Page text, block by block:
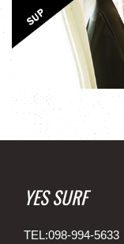
YES SURF
TEL:098-994-5633